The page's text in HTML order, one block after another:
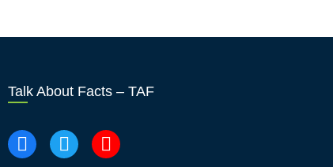
Talk About Facts – TAF